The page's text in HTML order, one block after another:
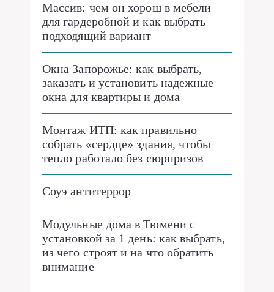
Массив: чем он хорош в мебели
для гардеробной и как выбрать
подходящий вариант
Окна Запорожье: как выбрать,
заказать и установить надежные
окна для квартиры и дома
Монтаж ИТП: как правильно
собрать «сердце» здания, чтобы
тепло работало без сюрпризов
Соуэ антитеррор
Модульные дома в Тюмени с
установкой за 1 день: как выбрать,
из чего строят и на что обратить
внимание